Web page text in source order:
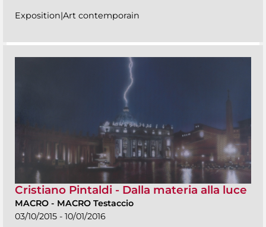
Exposition|Art contemporain
Cristiano Pintaldi - Dalla materia alla luce
MACRO - MACRO Testaccio
03/10/2015 - 10/01/2016